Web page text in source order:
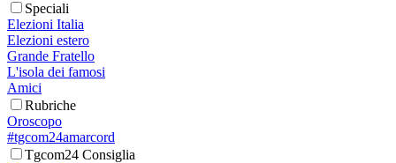
Speciali
Elezioni Italia
Elezioni estero
Grande Fratello
L'isola dei famosi
Amici
Rubriche
Oroscopo
#tgcom24amarcord
Tgcom24 Consiglia